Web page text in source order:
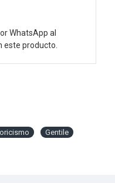
WhatsApp al
este producto.
Gentile